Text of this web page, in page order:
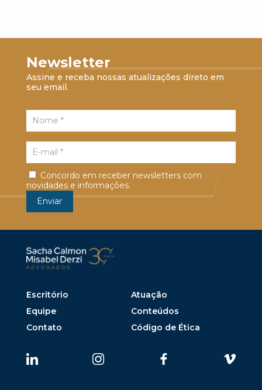
Newsletter
Assine e receba nossas atualizações direto em
seu email.
Concordo em receber newsletters com
novidades e informações.
Escritório
Atuação
Equipe
Conteúdos
Contato
Código de Ética